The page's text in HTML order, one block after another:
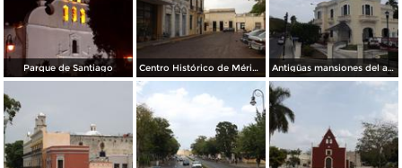
Parque de Santiago Centro Histórico de Mérida, Yucatán. Abril/2013 Antigüas mansiones del auge del henequén. Mérida. Abril/2013